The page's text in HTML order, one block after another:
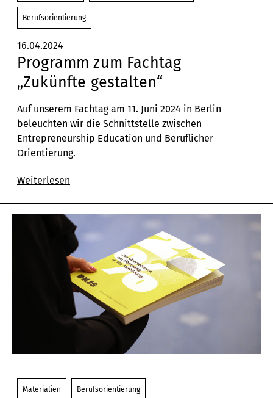
Berufsorientierung
16.04.2024
Programm zum Fachtag
„Zukünfte gestalten“
Auf unserem Fachtag am 11. Juni 2024 in Berlin
beleuchten wir die Schnittstelle zwischen
Entrepreneurship Education und Beruflicher
Orientierung.
Weiterlesen
Materialien Berufsorientierung